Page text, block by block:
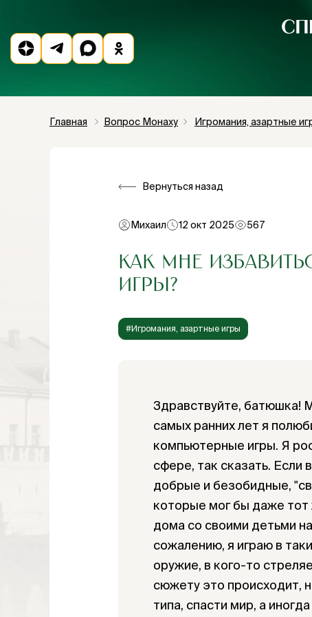
Главная Вопрос Монаху Игромания, азартные
Вернуться назад
Михаил 12 окт 2025 567
КАК МНЕ
ИГРЫ?
#Игромания, азартные игры
Здравствуйте, батюшка!
самых ранних лет я
компьютерные игры. Я
сфере, так сказать. Если
добрые и безобидные,
которые мог бы даже
дома со своими детьми
сожалению, я играю в
оружие, в кого-то
сюжету это происходит,
типа, спасти мир, а